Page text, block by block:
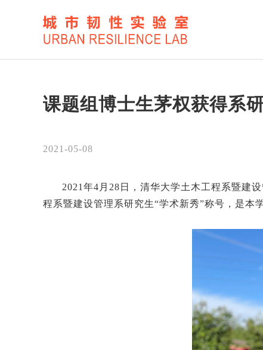
课题组博士生茅权获得系
2021-05-08
2021年4月28日，清华大学土木工程系暨建
程系暨建设管理系研究生“学术新秀”称号，是本